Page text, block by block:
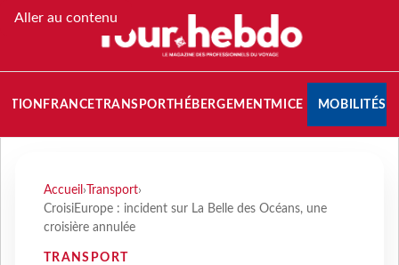
Aller au contenu
FRANCETRANSPORT HÉBERGEMENTMICE MOBILITÉS
Accueil › Transport›
CroisiEurope : incident sur La Belle des Océans, une
croisière annulée
TRANSPORT